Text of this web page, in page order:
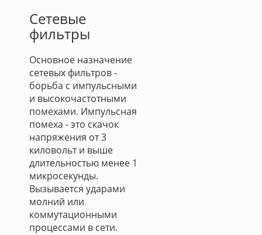
Сетевые
фильтры
Основное назначение
сетевых фильтров -
борьба с импульсными
и высокочастотными
помехами. Импульсная
помеха - это скачок
напряжения от 3
киловольт и выше
длительностью менее 1
микросекунды.
Вызывается ударами
молний или
коммутационными
процессами в сети.